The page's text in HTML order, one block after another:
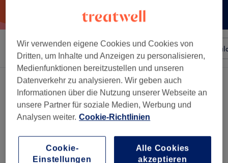
Sortieren nach Beliebiger Preis Besonderheiten
2 Salons die anbieten:
gel maniküre in der Nähe von Müggelheim, Berlin
Wir verwenden eigene Cookies und Cookies von
Dritten, um Inhalte und Anzeigen zu personalisieren,
Medienfunktionen bereitzustellen und unseren
Datenverkehr zu analysieren. Wir geben auch
Informationen über die Nutzung unserer Webseite an
unsere Partner für soziale Medien, Werbung und
Analysen weiter. Cookie-Richtlinien
Cookie-
Einstellungen
Alle Cookies
akzeptieren